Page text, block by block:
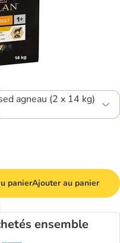
agneau (2 x 14 kg)
panierAjouter au panier
ensemble